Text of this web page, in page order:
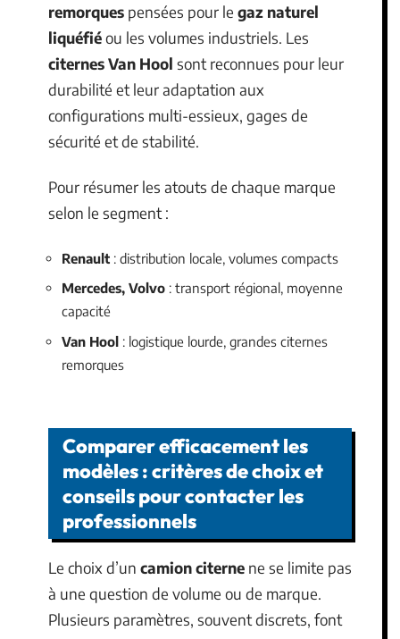
remorques pensées pour le gaz naturel
liquéfiéou les volumes industriels. Les
citernes Van Hool sont reconnues pour leur
durabilité et leur adaptation aux
configurations multi-essieux, gages de
sécurité et de stabilité.
Pour résumer les atouts de chaque marque
selon le segment :
Renault : distribution locale, volumes compacts
Mercedes, Volvo : transport régional, moyenne
capacité
Van Hool : logistique lourde, grandes citernes
remorques
Comparer efficacement les
modèles : critères de choix et
conseils pour contacter les
professionnels
Le choix d’un camion citerne ne se limite pas
à une question de volume ou de marque.
Plusieurs paramètres, souvent discrets, font